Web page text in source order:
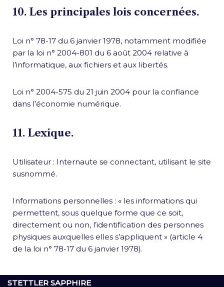
10. Les principales lois concernées.
Loi n° 78-17 du 6 janvier 1978, notamment modifiée
par la loi n° 2004-801 du 6 août 2004 relative à
l’informatique, aux fichiers et aux libertés.
Loi n° 2004-575 du 21 juin 2004 pour la confiance
dans l’économie numérique.
11. Lexique.
Utilisateur : Internaute se connectant, utilisant le site
susnommé.
Informations personnelles : « les informations qui
permettent, sous quelque forme que ce soit,
directement ou non, l’identification des personnes
physiques auxquelles elles s’appliquent » (article 4
de la loi n° 78-17 du 6 janvier 1978).
STETTLER SAPPHIRE